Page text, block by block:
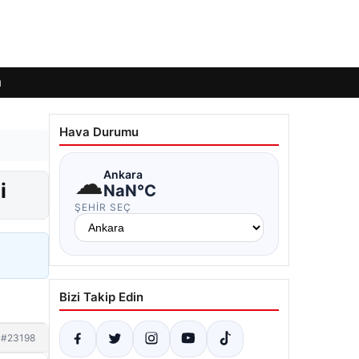
#23198
Hava Durumu
☁Ankara
NaN°C
ŞEHIR SEÇ
Bizi Takip Edin